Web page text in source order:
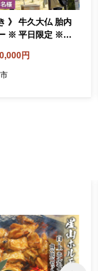
》 牛久大仏 胎内
※ 平日限定 ※
ケット 観光
円